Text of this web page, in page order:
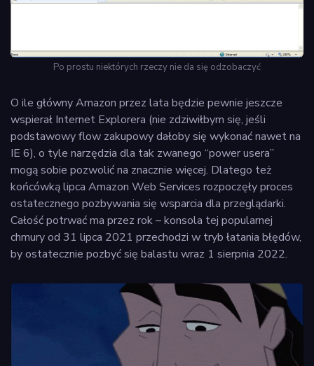
Po prostu niektórych rzeczy nie da się odzobaczyć
O ile główny Amazon przez lata będzie pewnie jeszcze
wspierał Internet Explorera (nie zdziwiłbym się, jeśli
podstawowy flow zakupowy dałoby się wykonać nawet na
IE 6), o tyle narzędzia dla tak zwanego “power usera”
mogą sobie pozwolić na znacznie więcej. Dlatego też
końcówką lipca Amazon Web Services rozpoczęły proces
ostatecznego pozbywania się wsparcia dla przeglądarki.
Całość potrwać ma przez rok – konsola tej popularnej
chmury od 31 lipca 2021 przechodzi w tryb łatania błędów,
by ostatecznie pozbyć się balastu wraz 1 sierpnia 2022.